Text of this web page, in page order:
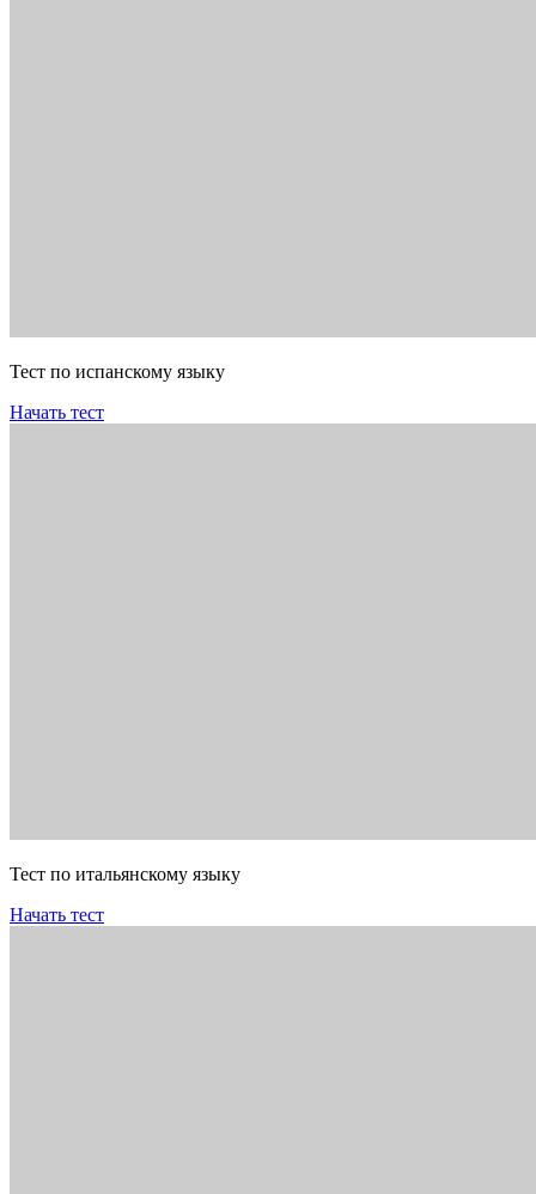
Тест по испанскому языку
Начать тест
Тест по итальянскому языку
Начать тест